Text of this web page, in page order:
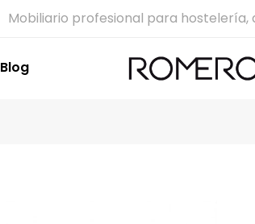
Mobiliario profesional para hostelería,
Blog